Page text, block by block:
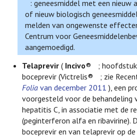
: geneesmiddel met een nieuw
of nieuw biologisch
melden van ongewenste
Centrum voor
aangemoedigd.
Telaprevir ( Incivo®
;
boceprevir (Victrelis®
; zie
Folia van december 2011 ), een
voorgesteld voor de behandeling
hepatitis C, in associatie met de
(peginterferon alfa en ribavirine).
boceprevir en van telaprevir op